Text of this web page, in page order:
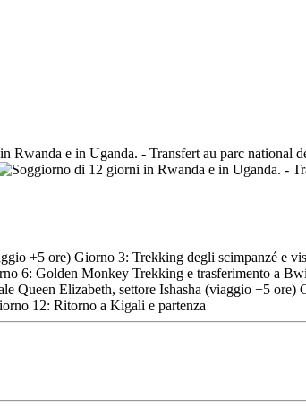
+5 ore) Giorno 3: Trekking degli scimpanzé e
6: Golden Monkey Trekking e trasferimento a
Elizabeth, settore Ishasha (viaggio +5 ore)
12: Ritorno a Kigali e partenza